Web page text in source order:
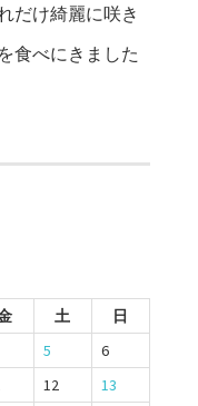
だけ綺麗に咲き
食べにきました
土 日
5
6
12
13